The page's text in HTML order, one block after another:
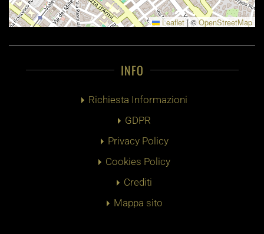
Leaflet |©OpenStreetMap
INFO
Richiesta Informazioni
GDPR
Privacy Policy
Cookies Policy
Crediti
Mappa sito